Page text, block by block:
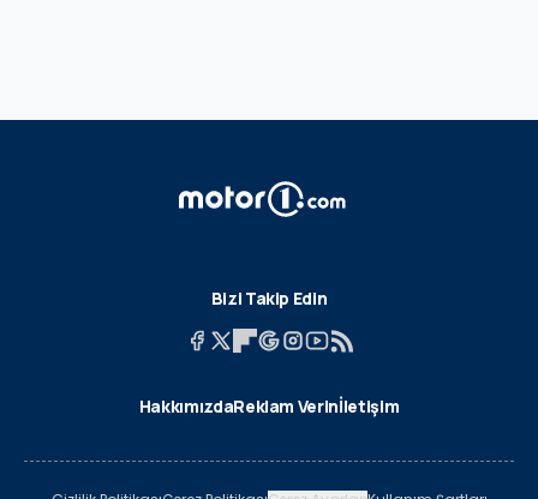
Bizi Takip Edin
HakkımızdaReklam Verinİletişim